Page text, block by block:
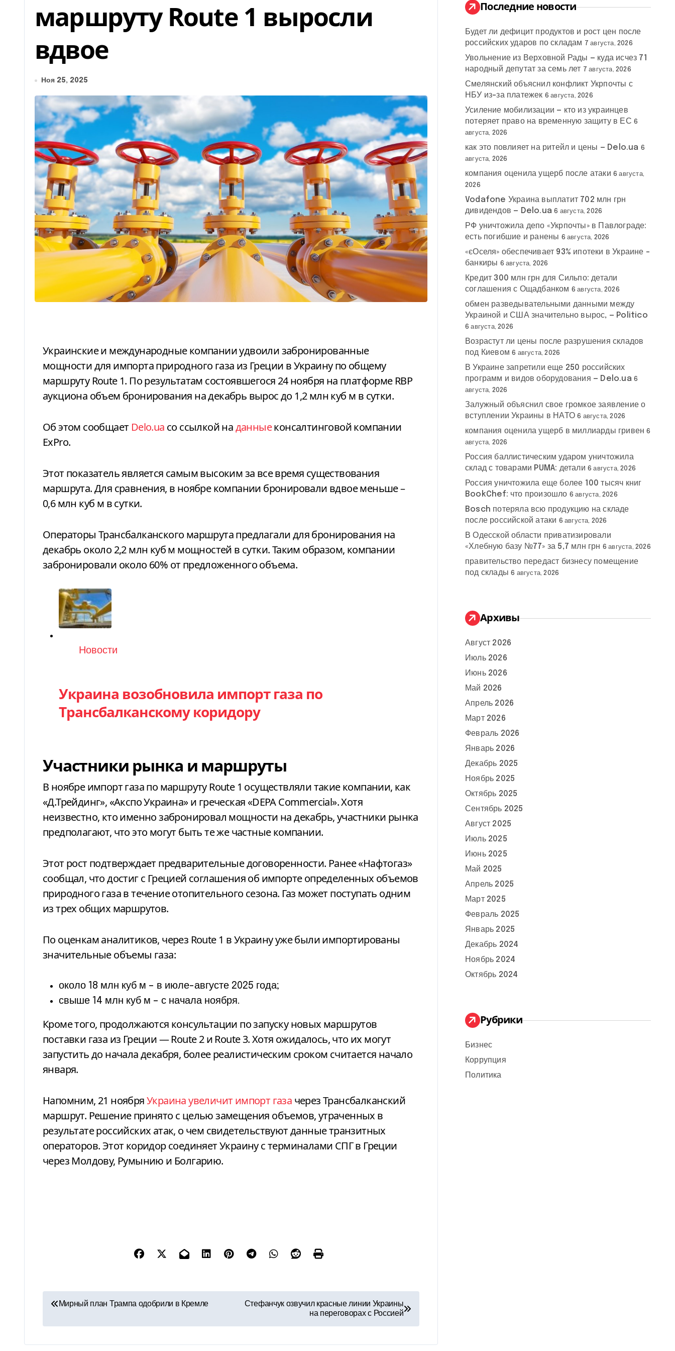
маршруту Route 1 выросли
вдвое
Ноя 25, 2025
Украинские и международные компании удвоили забронированные
мощности для импорта природного газа из Греции в Украину по общему
маршруту Route 1. По результатам состоявшегося 24 ноября на платформе RBP
аукциона объем бронирования на декабрь вырос до 1,2 млн куб м в сутки.
Об этом сообщает Delo.ua со ссылкой наданныеконсалтинговой компании
ExPro.
Этот показатель является самым высоким за все время существования
маршрута. Для сравнения, в ноябре компании бронировали вдвое меньше –
0,6 млн куб м в сутки.
Операторы Трансбалканского маршрута предлагали для бронирования на
декабрь около 2,2 млн куб м мощностей в сутки. Таким образом, компании
забронировали около 60% от предложенного объема.
Категория
Новости
Украина возобновила импорт газа по
Трансбалканскому коридору
Участники рынка и маршруты
В ноябре импорт газа по маршруту Route 1 осуществляли такие компании, как
«Д.Трейдинг», «Акспо Украина» и греческая «DEPA Commercial». Хотя
неизвестно, кто именно забронировал мощности на декабрь, участники рынка
предполагают, что это могут быть те же частные компании.
Этот рост подтверждает предварительные договоренности. Ранее «Нафтогаз»
сообщал, что достиг с Грецией соглашения об импорте определенных объемов
природного газа в течение отопительного сезона. Газ может поступать одним
из трех общих маршрутов.
По оценкам аналитиков, через Route 1 в Украину уже были импортированы
значительные объемы газа:
около 18 млн куб м – в июле-августе 2025 года;
свыше 14 млн куб м – с начала ноября.
Кроме того, продолжаются консультации по запуску новых маршрутов
поставки газа из Греции — Route 2 и Route 3. Хотя ожидалось, что их могут
запустить до начала декабря, более реалистическим сроком считается начало
января.
Напомним, 21 ноябряУкраина увеличит импорт газа через Трансбалканский
маршрут. Решение принято с целью замещения объемов, утраченных в
результате российских атак, о чем свидетельствуют данные транзитных
операторов. Этот коридор соединяет Украину с терминалами СПГ в Греции
через Молдову, Румынию и Болгарию.
Н
а
в
Мирный план Трампа одобрили в Кремле
Стефанчук озвучил красные линии Украины
на переговорах с Россией
:
Последние новости
Будет ли дефицит продуктов и рост цен после
российских ударов по складам 7 августа, 2026
Увольнение из Верховной Рады — куда исчез 71
народный депутат за семь лет 7 августа, 2026
Смелянский объяснил конфликт Укрпочты с
НБУ из-за платежек 6 августа, 2026
Усиление мобилизации — кто из украинцев
потеряет право на временную защиту в ЕС 6
августа, 2026
как это повлияет на ритейл и цены — Delo.ua 6
августа, 2026
компания оценила ущерб после атаки 6 августа,
2026
Vodafone Украина выплатит 702 млн грн
дивидендов — Delo.ua 6 августа, 2026
РФ уничтожила депо «Укрпочты» в Павлограде:
есть погибшие и ранены 6 августа, 2026
«єОселя» обеспечивает 93% ипотеки в Украине –
банкиры 6 августа, 2026
Кредит 300 млн грн для Сильпо: детали
соглашения с Ощадбанком 6 августа, 2026
обмен разведывательными данными между
Украиной и США значительно вырос, — Politico
6 августа, 2026
Возрастут ли цены после разрушения складов
под Киевом 6 августа, 2026
В Украине запретили еще 250 российских
программ и видов оборудования — Delo.ua 6
августа, 2026
Залужный объяснил свое громкое заявление о
вступлении Украины в НАТО 6 августа, 2026
компания оценила ущерб в миллиарды гривен 6
августа, 2026
Россия баллистическим ударом уничтожила
склад с товарами PUMA: детали 6 августа, 2026
Россия уничтожила еще более 100 тысяч книг
BookChef: что произошло 6 августа, 2026
Bosch потеряла всю продукцию на складе
после российской атаки 6 августа, 2026
В Одесской области приватизировали
«Хлебную базу №77» за 5,7 млн грн 6 августа, 2026
правительство передаст бизнесу помещение
под склады 6 августа, 2026
Архивы
Август 2026
Июль 2026
Июнь 2026
Май 2026
Апрель 2026
Март 2026
Февраль 2026
Январь 2026
Декабрь 2025
Ноябрь 2025
Октябрь 2025
Сентябрь 2025
Август 2025
Июль 2025
Июнь 2025
Май 2025
Апрель 2025
Март 2025
Февраль 2025
Январь 2025
Декабрь 2024
Ноябрь 2024
Октябрь 2024
Рубрики
Бизнес
Коррупция
Политика